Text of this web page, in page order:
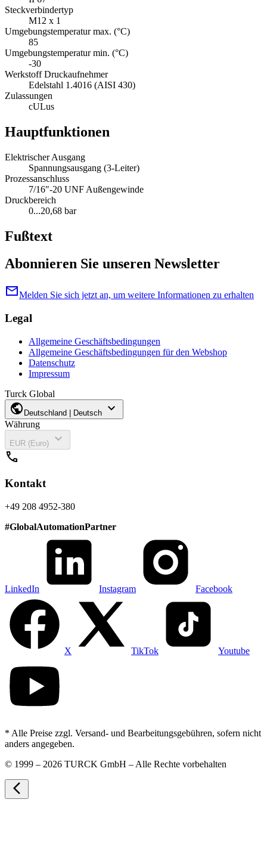
Steckverbindertyp
M12 x 1
Umgebungstemperatur max. (°C)
85
Umgebungstemperatur min. (°C)
-30
Werkstoff Druckaufnehmer
Edelstahl 1.4016 (AISI 430)
Zulassungen
cULus
Hauptfunktionen
Elektrischer Ausgang
Spannungsausgang (3-Leiter)
Prozessanschluss
7/16″-20 UNF Außengewinde
Druckbereich
0...20,68 bar
Fußtext
Abonnieren Sie unseren Newsletter
mailMelden Sie sich jetzt an, um weitere Informationen zu erhalten
Legal
Allgemeine Geschäftsbedingungen
Allgemeine Geschäftsbedingungen für den Webshop
Datenschutz
Impressum
Turck Global
public Deutschland | Deutsch expand_more
Währung
EUR (Euro)
expand_more
call
Kontakt
+49 208 4952-380
#GlobalAutomationPartner
LinkedIn Instagram Facebook
X TikTok Youtube
* Alle Preise zzgl. Versand- und Bearbeitungsgebühren, sofern nicht
anders angegeben.
© 1999 – 2026 TURCK GmbH – Alle Rechte vorbehalten
arrow_back_ios_new